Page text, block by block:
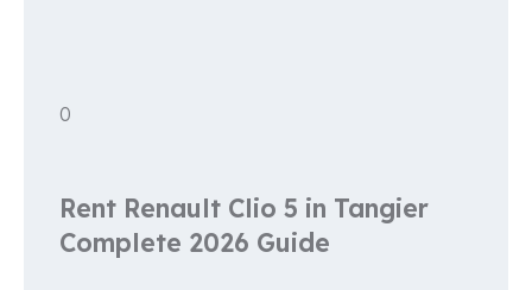
0
Rent Renault Clio 5 in Tangier
Complete 2026 Guide